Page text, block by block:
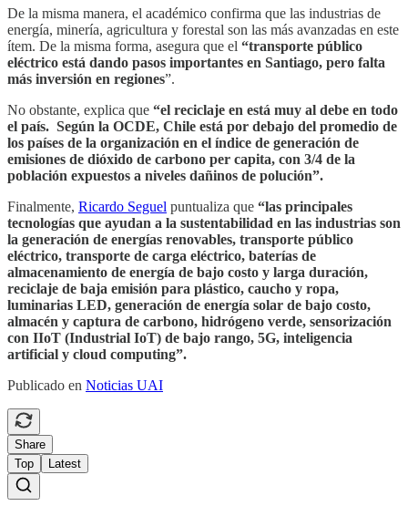
De la misma manera, el académico confirma que las industrias de
energía, minería, agricultura y forestal son las más avanzadas en este
ítem. De la misma forma, asegura que el “transporte público
eléctrico está dando pasos importantes en Santiago, pero falta
más inversión en regiones”.
No obstante, explica que “el reciclaje en está muy al debe en todo
el país. Según la OCDE, Chile está por debajo del promedio de
los países de la organización en el índice de generación de
emisiones de dióxido de carbono per capita, con 3/4 de la
población expuestos a niveles dañinos de polución”.
Finalmente, Ricardo Seguel puntualiza que “las principales
tecnologías que ayudan a la sustentabilidad en las industrias son
la generación de energías renovables, transporte público
eléctrico, transporte de carga eléctrico, baterías de
almacenamiento de energía de bajo costo y larga duración,
reciclaje de baja emisión para plástico, caucho y ropa,
luminarias LED, generación de energía solar de bajo costo,
almacén y captura de carbono, hidrógeno verde, sensorización
con IIoT (Industrial IoT) de bajo rango, 5G, inteligencia
artificial y cloud computing”.
Publicado en Noticias UAI
Share
Top
Latest